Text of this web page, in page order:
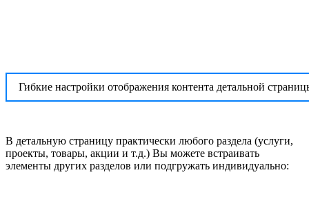
Гибкие настройки отображения контента детальной
В детальную страницу практически любого раздела (услуги,
проекты, товары, акции и т.д.) Вы можете встраивать
элементы других разделов или подгружать индивидуально: